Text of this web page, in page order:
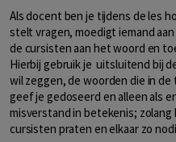
Als docent ben je tijdens de les
stelt vragen, moedigt iemand
de cursisten aan het woord en
Hierbij gebruik je uitsluitend bij
wil zeggen, de woorden die in
geef je gedoseerd en alleen als
misverstand in betekenis;
cursisten praten en elkaar zo